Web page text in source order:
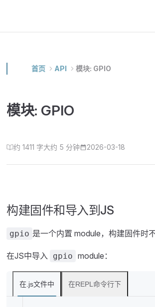
首页 API 模块: GPIO
模块: GPIO
约 1411 字大约 5 分钟 2026-03-18
构建固件和导入到JS
gpio 是一个内置 module，构建固件时
在JS中导入 gpio module：
在.js文件中 在REPL命令行下